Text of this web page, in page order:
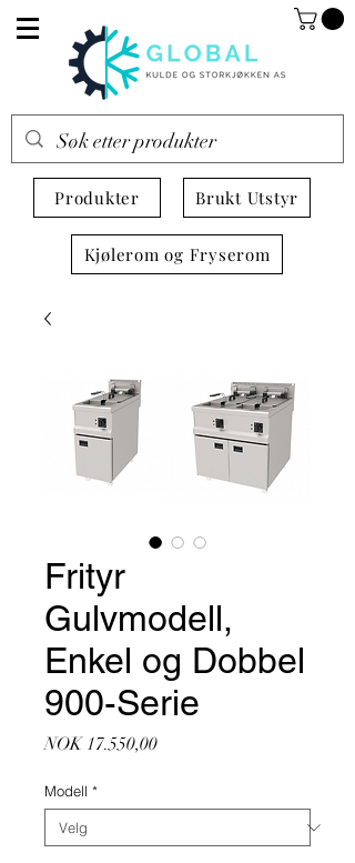
Produkter Brukt Utstyr
Kjølerom og Fryserom
Frityr
Gulvmodell,
Enkel og Dobbel
900-Serie
NOK 17.550,00Pris
Modell *